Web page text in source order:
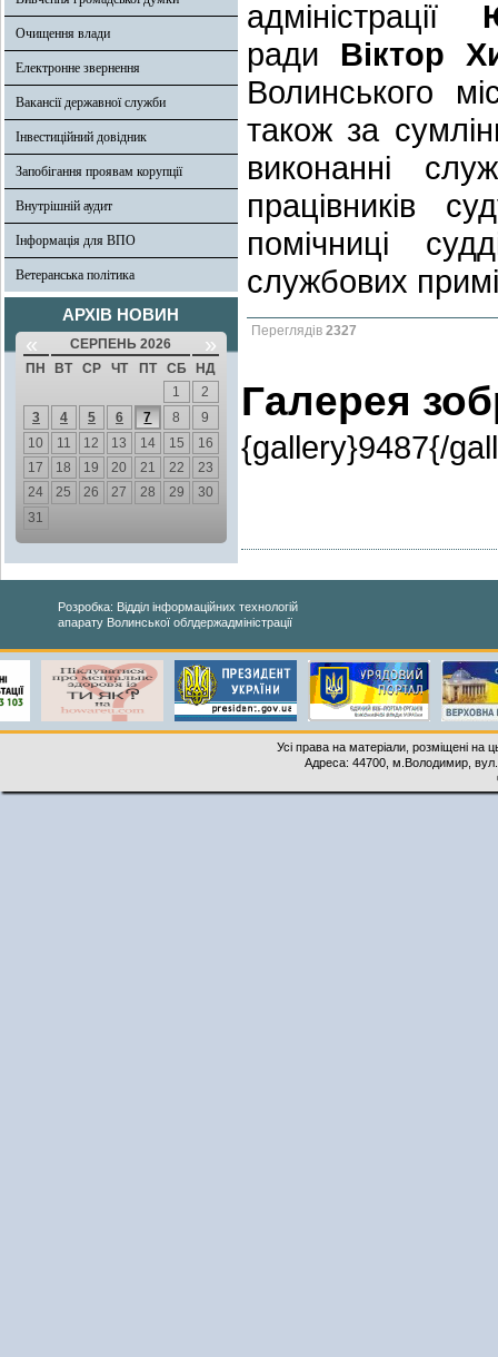
Очищення влади
Електронне звернення
Вакансії державної служби
Інвестиційний довідник
Запобігання проявам корупції
Внутрішній аудит
Інформація для ВПО
Ветеранська політика
АРХІВ НОВИН
« СЕРПЕНЬ 2026 »
ПН ВТ СР ЧТ ПТ СБ
НД
1
2
3
4 5 6 7 8
9
10
11 12 13 14 15
16
17
18 19 20 21 22
23
24
25 26 27 28 29
30
31
адміністрації
ради Віктор
Волинського
також за
виконанні
працівників
помічниці
службових
Переглядів 2327
Галерея
{gallery}9487{/
Розробка: Відділ інформаційних технологій
апарату Волинської облдержадміністрації
Усі права на матеріали, розміщені на
Адреса: 44700, м.Володимир,